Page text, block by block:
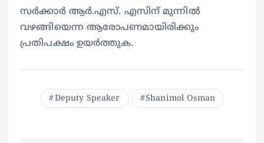
സർക്കാർ ആർ.എസ്. എസിന് മുന്നിൽ
വഴങ്ങിയെന്ന ആരോപണമായിരിക്കും
പ്രതിപക്ഷം ഉയർത്തുക.
Deputy Speaker Shanimol Osman